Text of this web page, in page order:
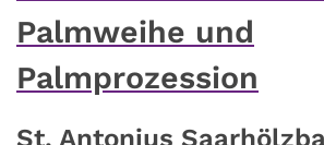
Palmweihe und
Palmprozession
St. Antonius